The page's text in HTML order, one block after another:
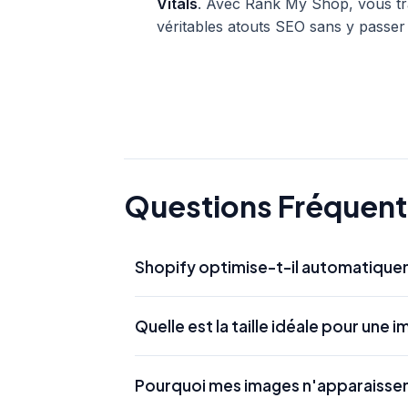
Vitals. Avec Rank My Shop, vous
véritables atouts SEO sans y
Questions
Shopify optimise-t-il
certains navigateurs), mais il ne peut pas
et la rédaction des balises Alt restent votre
Quelle est la taille idéale pour une
zoom de haute qualité tout en restant
Pourquoi mes images